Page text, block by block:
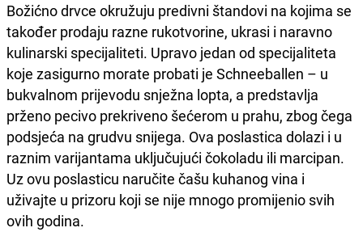
Božićno drvce okružuju predivni štandovi na kojima se
također prodaju razne rukotvorine, ukrasi i naravno
kulinarski specijaliteti. Upravo jedan od specijaliteta
koje zasigurno morate probati je Schneeballen – u
bukvalnom prijevodu snježna lopta, a predstavlja
prženo pecivo prekriveno šećerom u prahu, zbog čega
podsjeća na grudvu snijega. Ova poslastica dolazi i u
raznim varijantama uključujući čokoladu ili marcipan.
Uz ovu poslasticu naručite čašu kuhanog vina i
uživajte u prizoru koji se nije mnogo promijenio svih
ovih godina.